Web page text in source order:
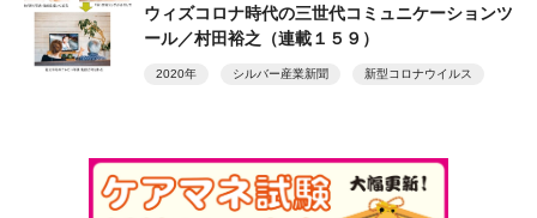
ウィズコロナ時代の三世代コミュニケーションツ
ール／村田裕之（連載１５９）
2020年 シルバー産業新聞 新型コロナウイルス